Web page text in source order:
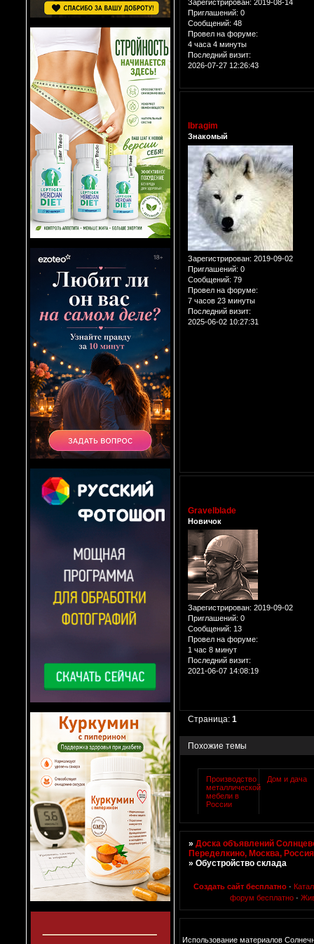
Зарегистрирован: 2019-08-14
Приглашений: 0
Сообщений: 48
Провел на форуме:
4 часа 4 минуты
Последний визит:
2026-07-27 12:26:43
Ibragim
Знакомый
Зарегистрирован: 2019-09-02
Приглашений: 0
Сообщений: 79
Провел на форуме:
7 часов 23 минуты
Последний визит:
2025-06-02 10:27:31
Gravelblade
Новичок
Зарегистрирован: 2019-09-02
Приглашений: 0
Сообщений: 13
Провел на форуме:
1 час 8 минут
Последний визит:
2021-06-07 14:08:19
Страница:1
Похожие темы
Производство
металлической
мебели в
России
Дом и дача
»Доска объявлений
Переделкино, Москва, Россия
»Обустройство склада
Создать сайт бесплатно ·
форум бесплатно ·
Использование материалов